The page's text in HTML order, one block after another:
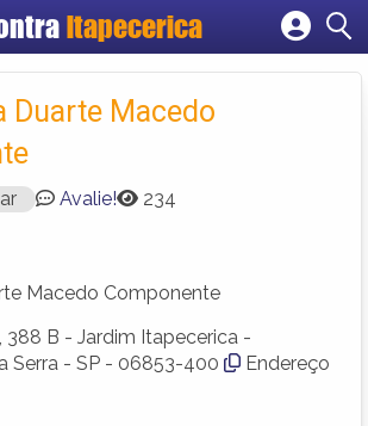
Itapecerica
Cadastrar empresa
Criar conta
Duarte Macedo
Avalie! 234
Macedo Componente
388 B - Jardim Itapecerica -
Serra - SP - 06853-400
Endereço